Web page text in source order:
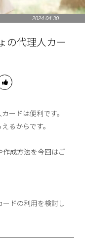
2024.04.30
の代理人カー
ードは便利です。
るからです。
作成方法を今回はご
ドの利用を検討し